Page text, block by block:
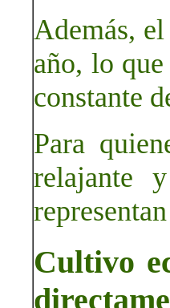
Además,
año, lo
constante
Para
relajante
Cultivo